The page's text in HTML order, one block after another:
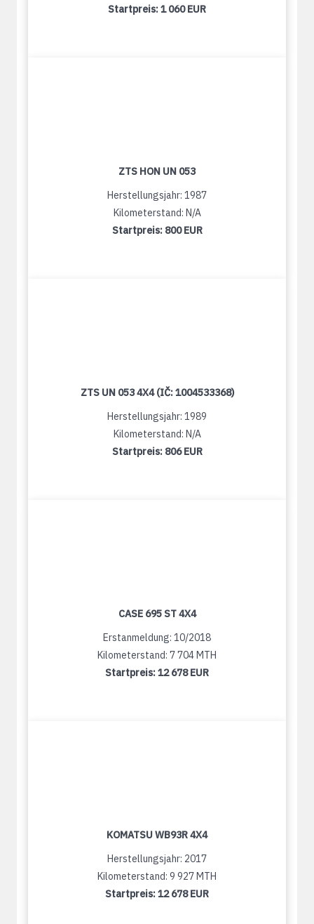
Startpreis:1 060 EUR
ZTS HON UN 053
Herstellungsjahr: 1987
Kilometerstand: N/A
Startpreis: 800 EUR
ZTS UN 053 4X4 (IČ: 1004533368)
Herstellungsjahr: 1989
Kilometerstand: N/A
Startpreis: 806 EUR
CASE 695 ST 4X4
Erstanmeldung: 10/2018
Kilometerstand: 7 704 MTH
Startpreis:12 678 EUR
KOMATSU WB93R 4X4
Herstellungsjahr: 2017
Kilometerstand: 9 927 MTH
Startpreis:12 678 EUR